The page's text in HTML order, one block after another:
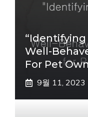
“Identifying
Well-
For Pet
9월 11, 2023